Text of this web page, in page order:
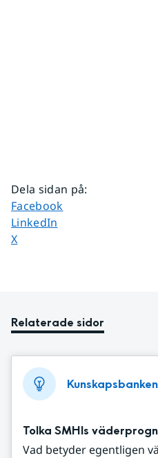
Dela sidan på:
Dela sidan på
Facebook
Dela sidan på
LinkedIn
Dela sidan på
X
Relaterade sidor
Kunskapsbanken
Tolka SMHIs
Vad betyder egentligen